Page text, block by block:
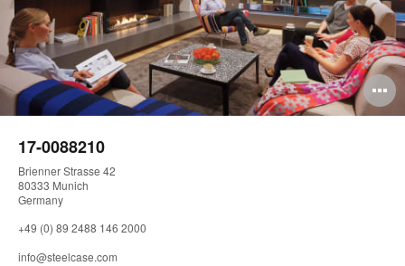
17-0088210
Brienner Strasse 42
80333 Munich
Germany
+49 (0) 89 2488 146 2000
info@steelcase.com